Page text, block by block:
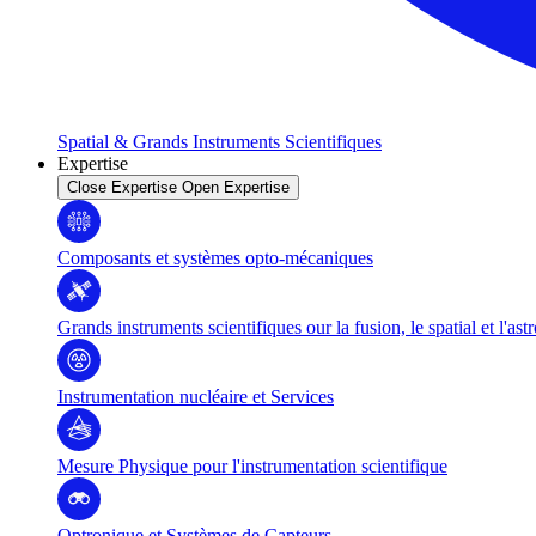
Spatial & Grands Instruments Scientifiques
Expertise
Close Expertise Open Expertise
Composants et systèmes opto-mécaniques
Grands instruments scientifiques our la fusion, le spatial et
Instrumentation nucléaire et Services
Mesure Physique pour l'instrumentation scientifique